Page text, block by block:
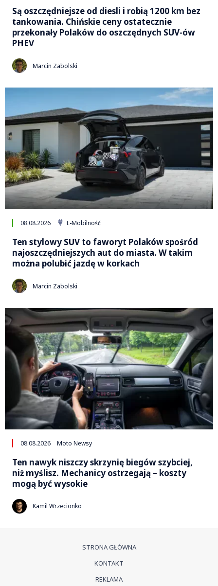
Są oszczędniejsze od diesli i robią 1200 km bez
tankowania. Chińskie ceny ostatecznie
przekonały Polaków do oszczędnych SUV-ów
PHEV
Marcin Zabolski
08.08.2026 E-Mobilność
Ten stylowy SUV to faworyt Polaków spośród
najoszczędniejszych aut do miasta. W takim
można polubić jazdę w korkach
Marcin Zabolski
08.08.2026 Moto Newsy
Ten nawyk niszczy skrzynię biegów szybciej,
niż myślisz. Mechanicy ostrzegają – koszty
mogą być wysokie
Kamil Wrzecionko
STRONA GŁÓWNA
KONTAKT
REKLAMA